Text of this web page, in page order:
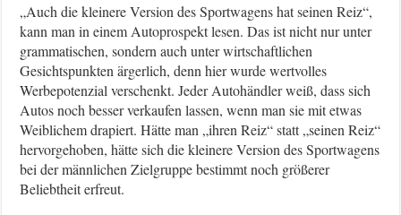
„Auch die kleinere Version des Sportwagens hat seinen Reiz“,
kann man in einem Autoprospekt lesen. Das ist nicht nur unter
grammatischen, sondern auch unter wirtschaftlichen
Gesichtspunkten ärgerlich, denn hier wurde wertvolles
Werbepotenzial verschenkt. Jeder Autohändler weiß, dass sich
Autos noch besser verkaufen lassen, wenn man sie mit etwas
Weiblichem drapiert. Hätte man „ihren Reiz“ statt „seinen Reiz“
hervorgehoben, hätte sich die kleinere Version des Sportwagens
bei der männlichen Zielgruppe bestimmt noch größerer
Beliebtheit erfreut.